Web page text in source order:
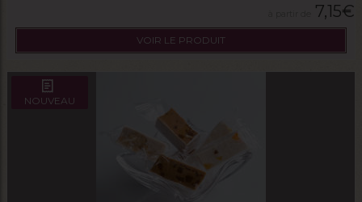
7,15€
VOIR LE PRODUIT
NOUVEAU